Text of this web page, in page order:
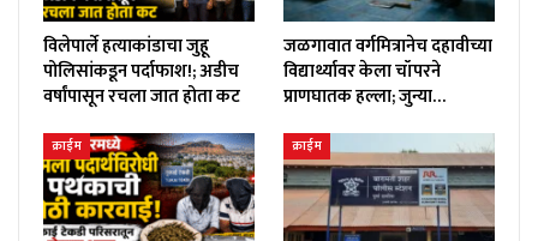
विलेपार्ले हत्याकांडाचा जुहू
पोलिसांकडून पर्दाफाश!; अडीच
वर्षांपासून रचला जात होता कट
जळगावात वर्गमित्रानेच दहावीच्या
विद्यार्थ्यावर केला चॉपरने
प्राणघातक हल्ला; जुन्या…
क्राईम क्राईम